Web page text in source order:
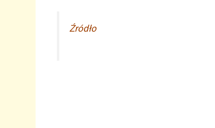
Źródło